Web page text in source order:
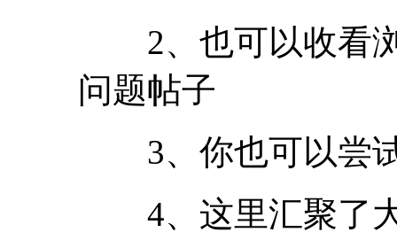
2、也可以收看浏
问题帖子
3、你也可以尝试
4、这里汇聚了大